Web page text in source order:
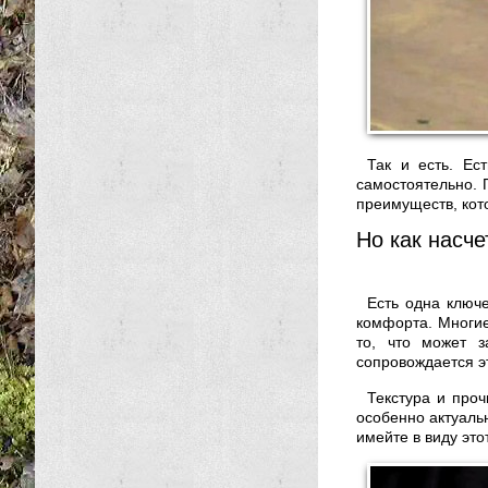
Так и есть.
самостоятельно.
преимуществ,
Но как
Есть одна
комфорта.
то, что может
сопровождается
Текстура и
особенно
имейте в виду